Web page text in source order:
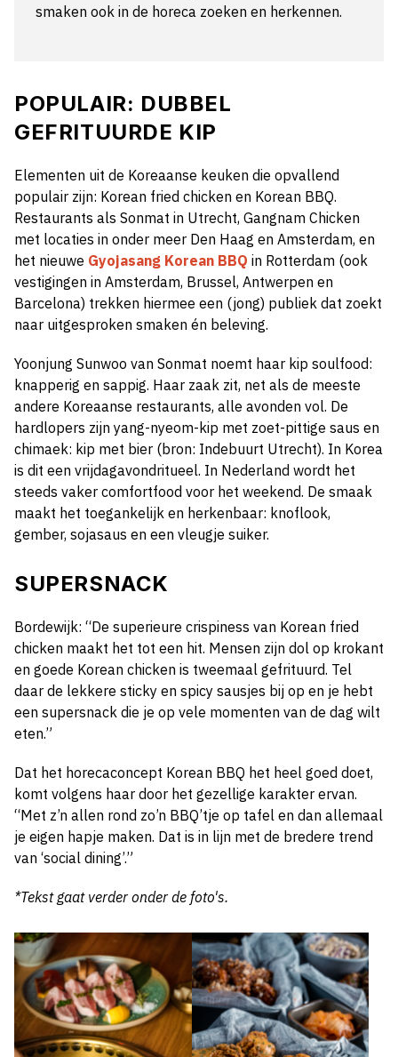
smaken ook in de horeca zoeken en herkennen.
POPULAIR: DUBBEL
GEFRITUURDE KIP
Elementen uit de Koreaanse keuken die opvallend
populair zijn: Korean fried chicken en Korean BBQ.
Restaurants als Sonmat in Utrecht, Gangnam Chicken
met locaties in onder meer Den Haag en Amsterdam, en
het nieuwe Gyojasang Korean BBQ in Rotterdam (ook
vestigingen in Amsterdam, Brussel, Antwerpen en
Barcelona) trekken hiermee een (jong) publiek dat zoekt
naar uitgesproken smaken én beleving.
Yoonjung Sunwoo van Sonmat noemt haar kip soulfood:
knapperig en sappig. Haar zaak zit, net als de meeste
andere Koreaanse restaurants, alle avonden vol. De
hardlopers zijn yang-nyeom-kip met zoet-pittige saus en
chimaek: kip met bier (bron: Indebuurt Utrecht). In Korea
is dit een vrijdagavondritueel. In Nederland wordt het
steeds vaker comfortfood voor het weekend. De smaak
maakt het toegankelijk en herkenbaar: knoflook,
gember, sojasaus en een vleugje suiker.
SUPERSNACK
Bordewijk: “De superieure crispiness van Korean fried
chicken maakt het tot een hit. Mensen zijn dol op krokant
en goede Korean chicken is tweemaal gefrituurd. Tel
daar de lekkere sticky en spicy sausjes bij op en je hebt
een supersnack die je op vele momenten van de dag wilt
eten.”
Dat het horecaconcept Korean BBQ het heel goed doet,
komt volgens haar door het gezellige karakter ervan.
“Met z’n allen rond zo’n BBQ’tje op tafel en dan allemaal
je eigen hapje maken. Dat is in lijn met de bredere trend
van ‘social dining’.”
*Tekst gaat verder onder de foto's.